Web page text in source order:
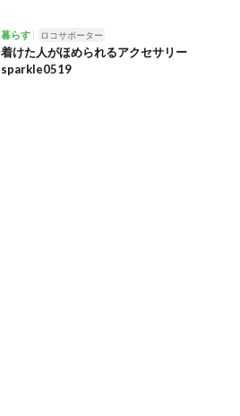
暮らす ロコサポーター
着けた人がほめられるアクセサリー
sparkle0519